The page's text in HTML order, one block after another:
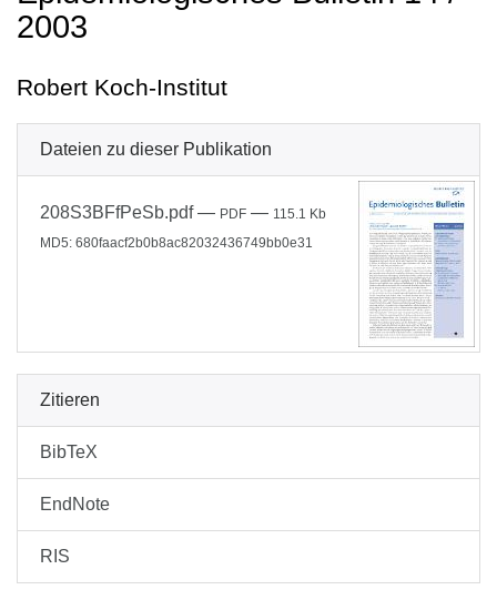
2003
Robert Koch-Institut
Dateien zu dieser Publikation
208S3BFfPeSb.pdf— PDF — 115.1 Kb
MD5: 680faacf2b0b8ac82032436749bb0e31
Zitieren
BibTeX
EndNote
RIS